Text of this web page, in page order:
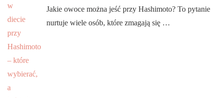
Jakie owoce można jeść przy Hashimoto? To pytanie
nurtuje wiele osób, które zmagają się …